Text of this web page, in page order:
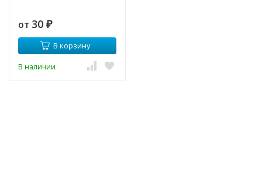
от 30 ₽
В корзину
В наличии